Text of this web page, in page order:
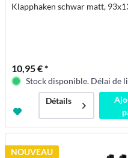
Klapphaken schwar matt,
10,95 € *
Stock disponible. Délai de
Détails
NOUVEAU